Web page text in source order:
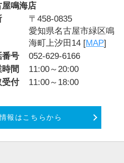
屋鳴海店
〒458-0835
愛知県名古屋市緑区鳴
海町上汐田14 [MAP]
番号
052-629-6166
間
11:00～20:00
受付
11:00～18:00
報はこちらから